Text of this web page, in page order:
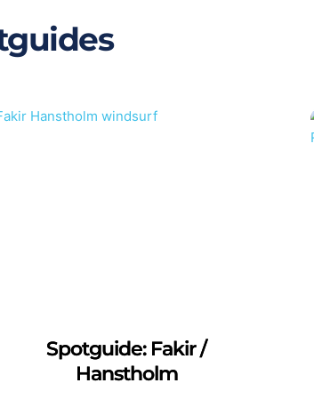
Spotguide: Fakir /
Hanstholm